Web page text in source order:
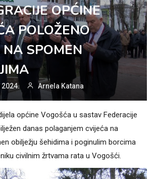
OPĆINE
POLOŽENO
NA SPOMEN
2024. Arnela Katana
općine Vogošća u sastav Federacije
danas polaganjem cvijeća na
obilježju šehidima i poginulim borcima
civilnim žrtvama rata u Vogošći.